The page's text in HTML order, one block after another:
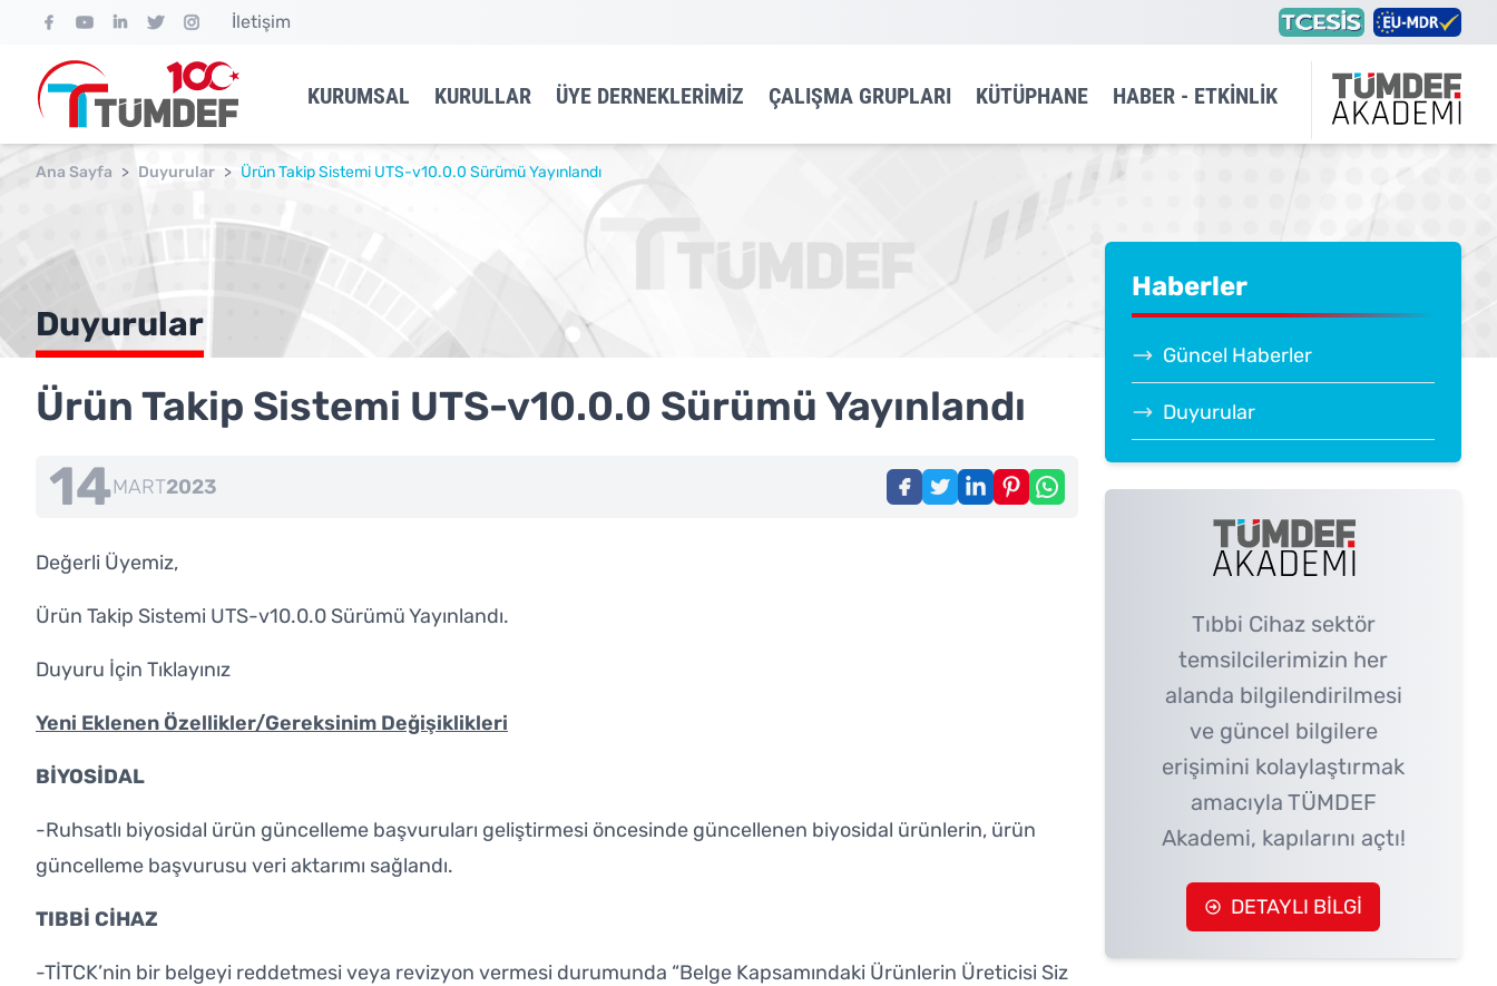
İletişim
KURUMSAL KURULLAR ÜYE DERNEKLERIMIZ ÇALIŞMA GRUPLARI KÜTÜPHANE HABER - ETKINLIK
Ana Sayfa > Duyurular > Ürün Takip Sistemi UTS-v10.0.0 Sürümü Yayınlandı
Duyurular
Ürün Takip Sistemi UTS-v10.0.0 Sürümü Yayınlandı
14MART2023
Değerli Üyemiz,
Ürün Takip Sistemi UTS-v10.0.0 Sürümü Yayınlandı.
Duyuru İçin Tıklayınız
Yeni Eklenen Özellikler/Gereksinim Değişiklikleri
BİYOSİDAL
-Ruhsatlı biyosidal ürün güncelleme başvuruları geliştirmesi öncesinde güncellenen biyosidal ürünlerin, ürün
güncelleme başvurusu veri aktarımı sağlandı.
TIBBİ CİHAZ
-TİTCK’nin bir belgeyi reddetmesi veya revizyon vermesi durumunda “Belge Kapsamındaki Ürünlerin Üreticisi Siz
Haberler
Güncel Haberler
Duyurular
Tıbbi Cihaz sektör
temsilcilerimizin her
alanda bilgilendirilmesi
ve güncel bilgilere
erişimini kolaylaştırmak
amacıyla TÜMDEF
Akademi, kapılarını açtı!
DETAYLI BİLGİ